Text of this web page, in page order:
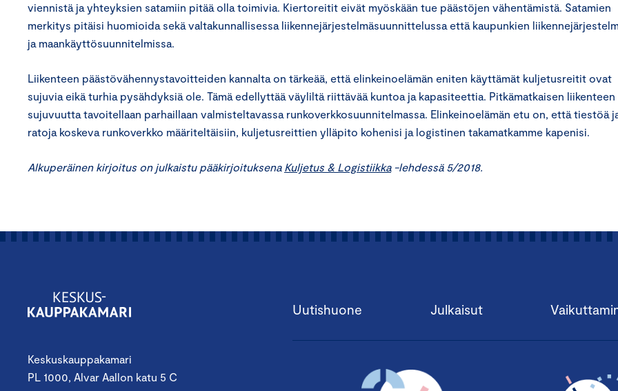
viennistä ja yhteyksien satamiin pitää olla toimivia. Kiertoreitit eivät myöskään tue päästöjen vähentämistä. Satamien
merkitys pitäisi huomioida sekä valtakunnallisessa liikennejärjestelmäsuunnittelussa että kaupunkien
ja maankäyttösuunnitelmissa.
Liikenteen päästövähennystavoitteiden kannalta on tärkeää, että elinkeinoelämän eniten käyttämät kuljetusreitit ovat
sujuvia eikä turhia pysähdyksiä ole. Tämä edellyttää väyliltä riittävää kuntoa ja kapasiteettia. Pitkämatkaisen liikenteen
sujuvuutta tavoitellaan parhaillaan valmisteltavassa runkoverkkosuunnitelmassa. Elinkeinoelämän etu on, että tiestöä
ratoja koskeva runkoverkko määriteltäisiin, kuljetusreittien ylläpito kohenisi ja logistinen takamatkamme kapenisi.
Alkuperäinen kirjoitus on julkaistu pääkirjoituksena Kuljetus & Logistiikka-lehdessä 5/2018.
Keskuskauppakamari
PL 1000, Alvar Aallon katu 5 C
Uutishuone Julkaisut